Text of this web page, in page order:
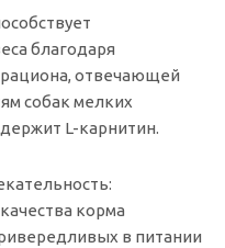
благодаря
отвечающей
собак мелких
L-карнитин.
корма
в питании